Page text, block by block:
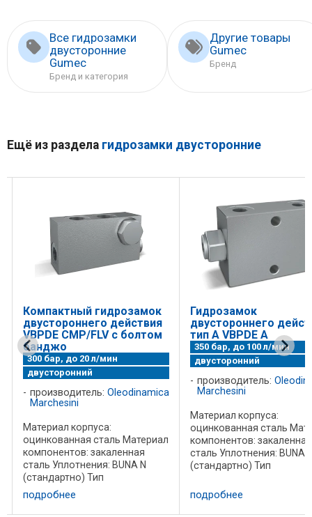
Все гидрозамки
двусторонние
Gumec
Бренд и категория
Другие товары
Gumec
Бренд
Ещё из раздела гидрозамки двусторонние
Компактный гидрозамок
двустороннего действия
VBPDE CMP/FLV с болтом
банджо
300 бар, до 20 л/мин
двусторонний
производитель: Oleodinamica
Marchesini
Материал корпуса:
оцинкованная сталь Материал
компонентов: закаленная
сталь Уплотнения: BUNA N
(стандартно) Тип
запирающего элемента: без
утечек Подключение :
подробнее
Гидрозамок
двустороннего
тип А VBPDE A
350 бар, до 100 л/мин
двусторонний
производитель:
Marchesini
Материал корпуса:
оцинкованная сталь
компонентов: закаленная
сталь Уплотнения: BUNA
(стандартно) Тип
утечек Подключение :
Подключите V1 и V2 к
подробнее